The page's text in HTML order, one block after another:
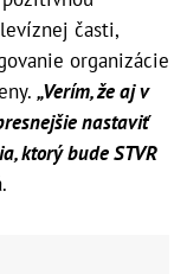
časti,
organizácie
„Verím, že aj v
nastaviť
ktorý bude STVR